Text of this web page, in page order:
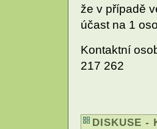
že v případě
účast na 1
Kontaktní
217 262
DISKUSE -